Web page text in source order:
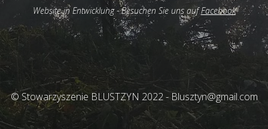
Website in Entwicklung -Besuchen Sie uns auf Facebook
© Stowarzyszenie BLUSTZYN 2022 - Blusztyn@gmail.com